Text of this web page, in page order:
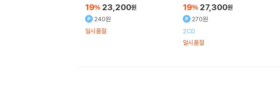
창
19% 23,200원
240원
일시품절
래 외 4명
19% 27,300원
270원
2CD
일시품절